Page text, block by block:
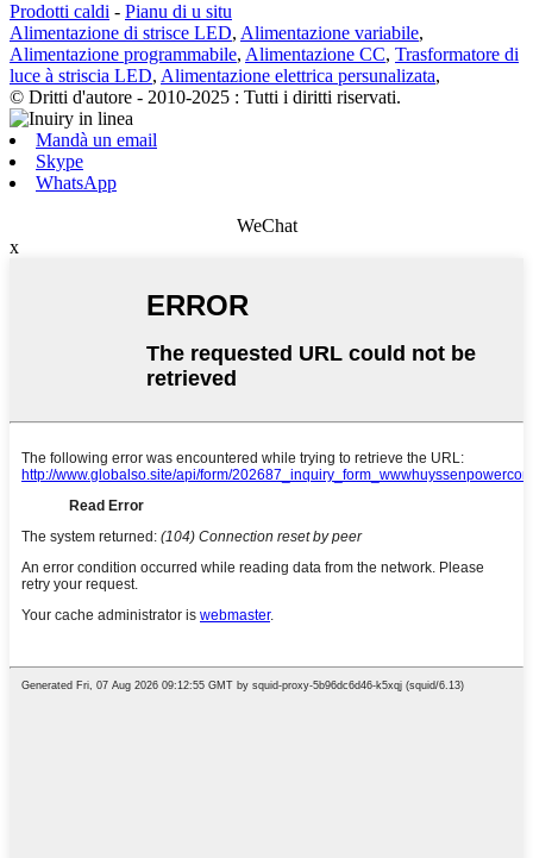
Prodotti caldi - Pianu di u situ
Alimentazione di strisce LED, Alimentazione variabile,
Alimentazione programmabile, Alimentazione CC, Trasformatore di
luce à striscia LED, Alimentazione elettrica persunalizata,
© Dritti d'autore - 2010-2025 : Tutti i diritti riservati.
Mandà un email
Skype
WhatsApp
WeChat
x